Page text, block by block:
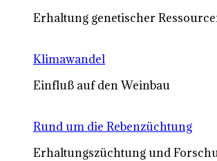
Erhaltung genetischer
Klimawandel
Einfluß auf den Weinbau
Rund um die Rebenzüchtung
Erhaltungszüchtung und